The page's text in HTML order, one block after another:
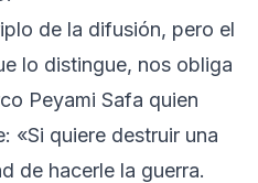
de la difusión, pero el
lo distingue, nos obliga
Peyami Safa quien
«Si quiere destruir una
de hacerle la guerra.